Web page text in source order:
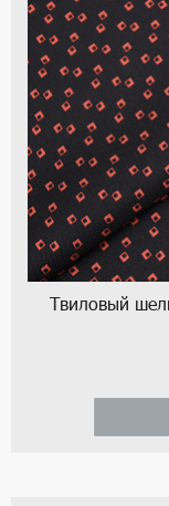
Твиловый